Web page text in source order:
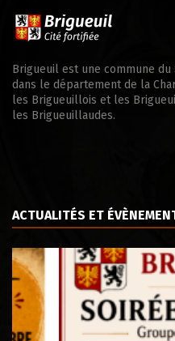
Brigueuil est une commune du
dans le département de la
les Brigueuillois et les
les Brigueuillaudes.
ACTUALITÉS ET